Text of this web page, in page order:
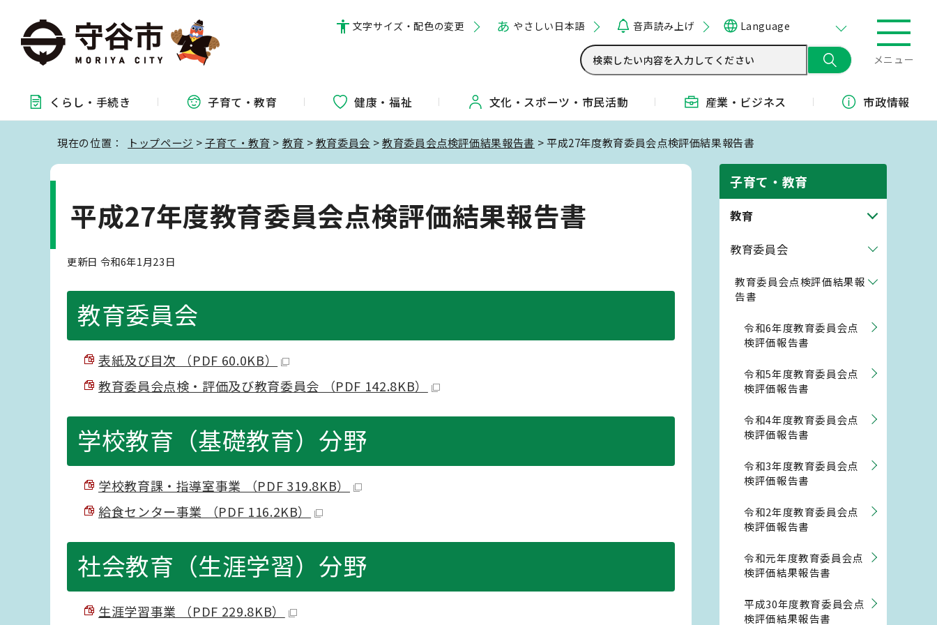
文字サイズ・配色の変更 やさしい日本語 音声読み上げ Language
メニュー
くらし・ 手続き 子育て・教育 健康・福祉 文化・ スポーツ・ 市民活動 産業・ ビジネス 市政情報
現在の位置： トップページ >子育て・教育 > 教育 >教育委員会 >教育委員会点検評価結果報告書 > 平成27年度教育委員会点検評価結果報告書
平成27年度教育委員会点検評価結果報告書
更新日 令和6年1月23日
教育委員会
表紙及び目次 （PDF 60.0KB）
教育委員会点検・評価及び教育委員会 （PDF 142.8KB）
学校教育（基礎教育）分野
学校教育課・指導室事業 （PDF 319.8KB）
給食センター事業 （PDF 116.2KB）
社会教育（生涯学習）分野
生涯学習事業 （PDF 229.8KB）
子育て・教育
教育
教育委員会
教育委員会点検評価結果報
告書
令和6年度教育委員会点
検評価報告書
令和5年度教育委員会点
検評価報告書
令和4年度教育委員会点
検評価報告書
令和3年度教育委員会点
検評価報告書
令和2年度教育委員会点
検評価報告書
令和元年度教育委員会点
検評価結果報告書
平成30年度教育委員会点
検評価結果報告書